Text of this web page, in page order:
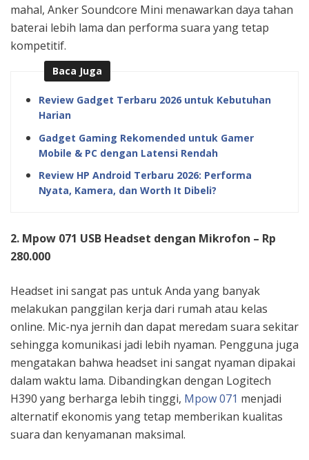
mahal, Anker Soundcore Mini menawarkan daya tahan
baterai lebih lama dan performa suara yang tetap
kompetitif.
Baca Juga
Review Gadget Terbaru 2026 untuk Kebutuhan
Harian
Gadget Gaming Rekomended untuk Gamer
Mobile & PC dengan Latensi Rendah
Review HP Android Terbaru 2026: Performa
Nyata, Kamera, dan Worth It Dibeli?
2. Mpow 071 USB Headset dengan Mikrofon – Rp
280.000
Headset ini sangat pas untuk Anda yang banyak
melakukan panggilan kerja dari rumah atau kelas
online. Mic-nya jernih dan dapat meredam suara sekitar
sehingga komunikasi jadi lebih nyaman. Pengguna juga
mengatakan bahwa headset ini sangat nyaman dipakai
dalam waktu lama. Dibandingkan dengan Logitech
H390 yang berharga lebih tinggi, Mpow 071 menjadi
alternatif ekonomis yang tetap memberikan kualitas
suara dan kenyamanan maksimal.